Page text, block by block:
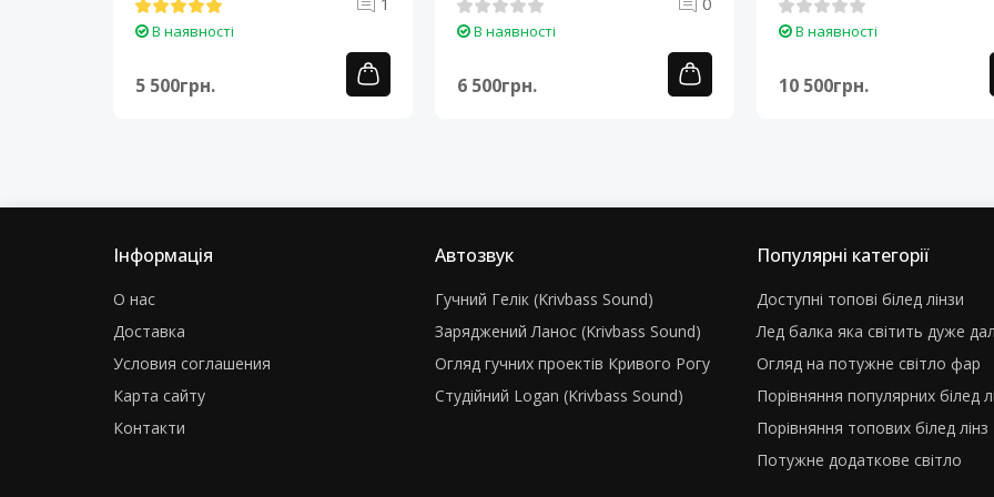
В наявності
5 500грн.
В наявності
6 500грн.
В наявності
10 500грн.
Інформація
О нас
Доставка
Условия соглашения
Карта сайту
Контакти
Автозвук
Гучний Гелік (Krivbass Sound)
Заряджений Ланос (Krivbass Sound)
Огляд гучних проектів Кривого Рогу
Студійний Logan (Krivbass Sound)
Популярні категорії
Доступні топові білед лінзи
Лед балка яка світить дуже
Огляд на потужне світло фар
Порівняння популярних білед
Порівняння топових білед лінз
Потужне додаткове світло